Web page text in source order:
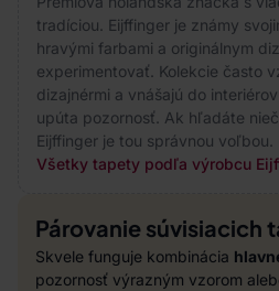
tradíciou. Eijffinger je známy
hravými farbami a originálnym
experimentovať. Kolekcie často
dizajnérmi a vnášajú do
upúta pozornosť. Ak hľadáte
Eijffinger je tou správnou voľbou.
Všetky tapety podľa výrobcu
Párovanie súvisiacich
Skvele funguje kombinácia
pozornosť výrazným vzorom